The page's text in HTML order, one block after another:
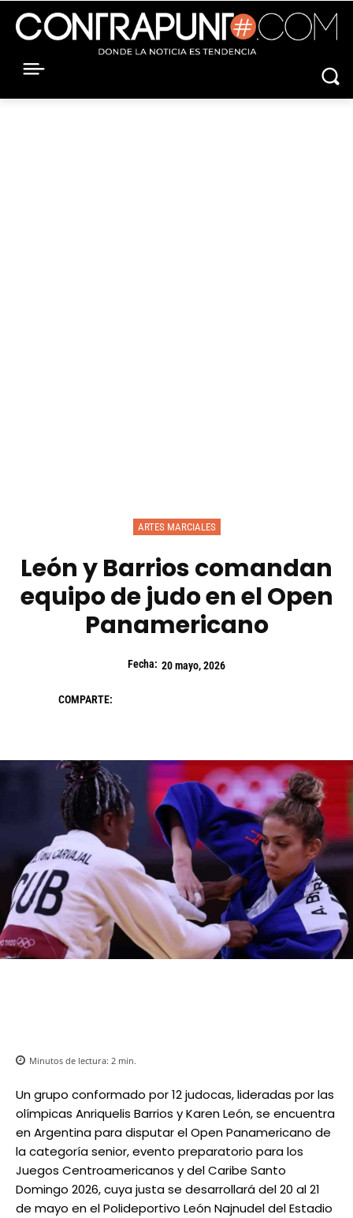
ARTES MARCIALES
León y Barrios comandan
equipo de judo en el Open
Panamericano
Fecha: 20 mayo, 2026
COMPARTE:
Minutos de lectura: 2 min.
Un grupo conformado por 12 judocas, lideradas por las
olímpicas Anriquelis Barrios y Karen León, se encuentra
en Argentina para disputar el Open Panamericano de
la categoría senior, evento preparatorio para los
Juegos Centroamericanos y del Caribe Santo
Domingo 2026, cuya justa se desarrollará del 20 al 21
de mayo en el Polideportivo León Najnudel del Estadio